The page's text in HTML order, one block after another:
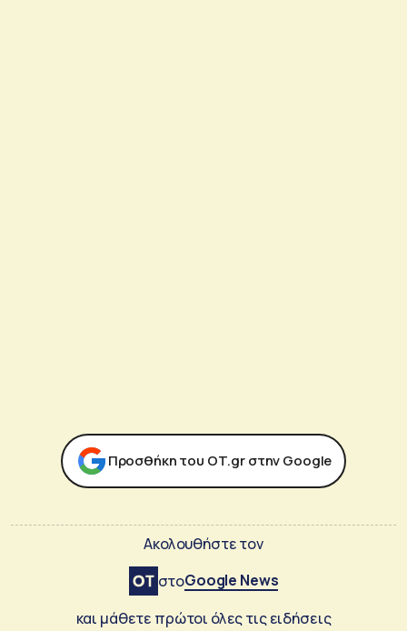
Προσθήκη του ΟΤ.gr στην Google
Ακολουθήστε τον
στοGoogle News
και μάθετε πρώτοι όλες τις ειδήσεις